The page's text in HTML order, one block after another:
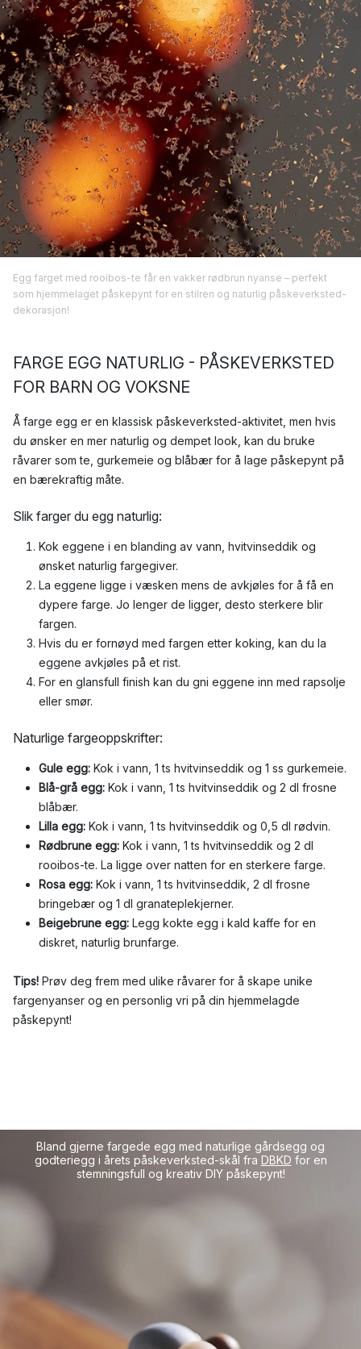
Egg farget med rooibos-te får en vakker rødbrun nyanse – perfekt
som hjemmelaget påskepynt for en stilren og naturlig påskeverksted-
dekorasjon!
FARGE EGG NATURLIG - PÅSKEVERKSTED
FOR BARN OG VOKSNE
Å farge egg er en klassisk påskeverksted-aktivitet, men hvis
du ønsker en mer naturlig og dempet look, kan du bruke
råvarer som te, gurkemeie og blåbær for å lage påskepynt på
en bærekraftig måte.
Slik farger du egg naturlig:
Kok eggene i en blanding av vann, hvitvinseddik og
ønsket naturlig fargegiver.
La eggene ligge i væsken mens de avkjøles for å få en
dypere farge. Jo lenger de ligger, desto sterkere blir
fargen.
Hvis du er fornøyd med fargen etter koking, kan du la
eggene avkjøles på et rist.
For en glansfull finish kan du gni eggene inn med rapsolje
eller smør.
Naturlige fargeoppskrifter:
Gule egg: Kok i vann, 1 ts hvitvinseddik og 1 ss gurkemeie.
Blå-grå egg: Kok i vann, 1 ts hvitvinseddik og 2 dl frosne
blåbær.
Lilla egg: Kok i vann, 1 ts hvitvinseddik og 0,5 dl rødvin.
Rødbrune egg: Kok i vann, 1 ts hvitvinseddik og 2 dl
rooibos-te. La ligge over natten for en sterkere farge.
Rosa egg: Kok i vann, 1 ts hvitvinseddik, 2 dl frosne
bringebær og 1 dl granateplekjerner.
Beigebrune egg: Legg kokte egg i kald kaffe for en
diskret, naturlig brunfarge.
Tips! Prøv deg frem med ulike råvarer for å skape unike
fargenyanser og en personlig vri på din hjemmelagde
påskepynt!
Bland gjerne fargede egg med naturlige gårdsegg og
godteriegg i årets påskeverksted-skål fra DBKD for en
stemningsfull og kreativ DIY påskepynt!